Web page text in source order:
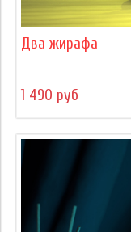
Два жирафа
1 490 руб